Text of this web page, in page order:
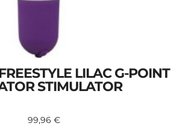
LILAC G-POINT
STIMULATOR
99,96 €